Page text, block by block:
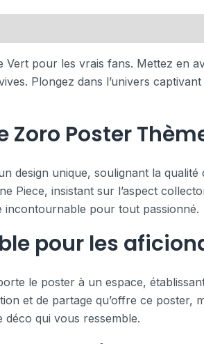
pour les vrais fans. Mettez en
Plongez dans l’univers
Zoro Poster
design unique, soulignant la
Piece, insistant sur l’aspect
incontournable pour tout passionné.
pour les
le poster à un espace,
et de partage qu’offre ce
déco qui vous ressemble.